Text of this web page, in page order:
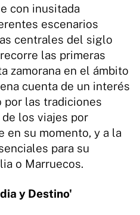
con inusitada
escenarios
centrales del siglo
las primeras
zamorana en el ámbito
cuenta de un interés
las tradiciones
los viajes por
en su momento, y a la
para su
o Marruecos.
y Destino'